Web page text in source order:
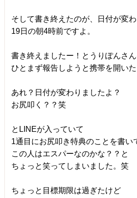
そして書き終えたのが、日付が変
19日の朝4時前ですよ。
書き終えましたー！とうりぽんさん
ひとまず報告しようと携帯を開いた
あれ？日付が変わりましたよ？
お尻叩く？？笑
とLINEが入っていて
1通目にお尻叩き特典のことを書い
この人はエスパーなのかな？？と
ちょっと笑ってしまいました。笑
ちょっと目標期限は過ぎたけど